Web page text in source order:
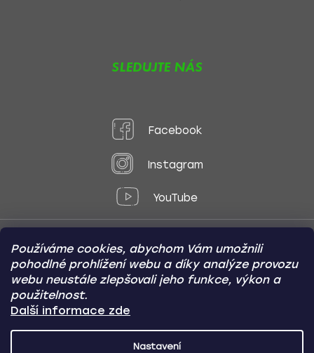
Používáme cookies, abychom Vám umožnili
pohodlné prohlížení webu a díky analýze provozu
webu neustále zlepšovali jeho funkce, výkon a
použitelnost.
Další informace zde
Nastavení
SLEDUJTE NÁS
Facebook
Instagram
YouTube
Způsoby platby:
Online
Převod
Dobírka